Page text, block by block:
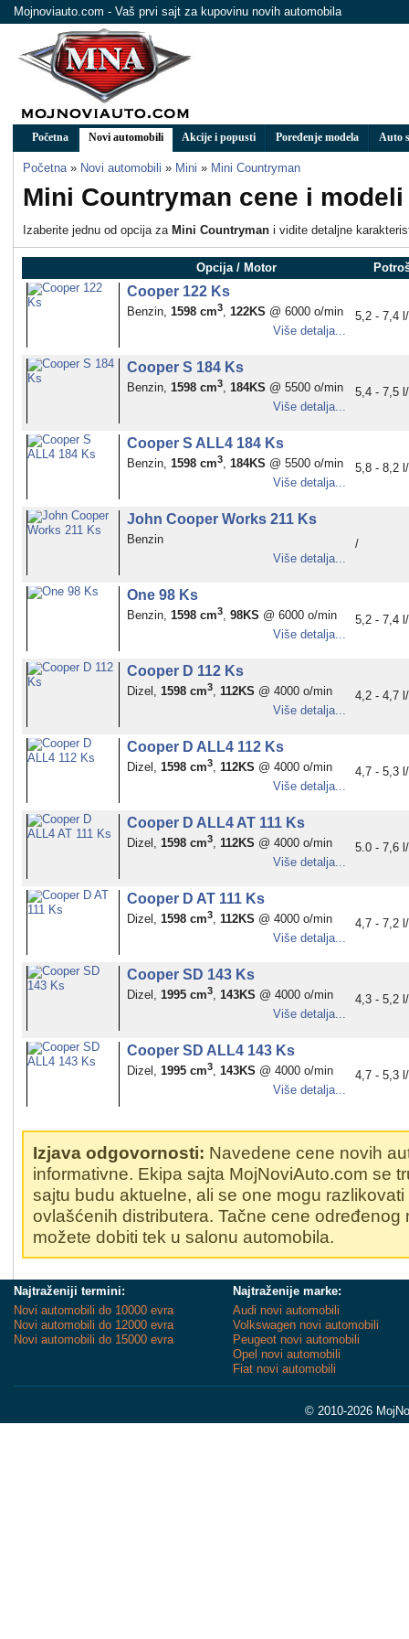
Mojnoviauto.com - Vaš prvi sajt za kupovinu novih automobila
Početna Novi automobili Akcije i popusti Poređenje modela Auto
Početna » Novi automobili » Mini » Mini Countryman
Mini Countryman cene i modeli
Izaberite jednu od opcija za Mini Countryman i vidite detaljne
Opcija / Motor
Cooper 122 Ks
Benzin, 1598 cm3, 122KS @ 6000 o/min
Više detalja...
5,2 - 7,4
Cooper S 184 Ks
Benzin, 1598 cm3, 184KS @ 5500 o/min
Više detalja...
5,4 - 7,5
Cooper S ALL4 184 Ks
Benzin, 1598 cm3, 184KS @ 5500 o/min
Više detalja...
5,8 - 8,2
John Cooper Works 211 Ks
Benzin
Više detalja...
/
One 98 Ks
Benzin, 1598 cm3, 98KS @ 6000 o/min
Više detalja...
5,2 - 7,4
Cooper D 112 Ks
Dizel, 1598 cm3, 112KS @ 4000 o/min
Više detalja...
4,2 - 4,7
Cooper D ALL4 112 Ks
Dizel, 1598 cm3, 112KS @ 4000 o/min
Više detalja...
4,7 - 5,3
Cooper D ALL4 AT 111 Ks
Dizel, 1598 cm3, 112KS @ 4000 o/min
Više detalja...
5.0 - 7,6
Cooper D AT 111 Ks
Dizel, 1598 cm3, 112KS @ 4000 o/min
Više detalja...
4,7 - 7,2
Cooper SD 143 Ks
Dizel, 1995 cm3, 143KS @ 4000 o/min
Više detalja...
4,3 - 5,2
Cooper SD ALL4 143 Ks
Dizel, 1995 cm3, 143KS @ 4000 o/min
Više detalja...
4,7 - 5,3
Izjava odgovornosti: Navedene cene novih
informativne. Ekipa sajta MojNoviAuto.com se
sajtu budu aktuelne, ali se one mogu
ovlašćenih distributera. Tačne cene određenog
možete dobiti tek u salonu automobila.
Najtraženiji termini:
Novi automobili do 10000 evra
Novi automobili do 12000 evra
Novi automobili do 15000 evra
Najtraženije marke:
Audi novi automobili
Volkswagen novi automobili
Peugeot novi automobili
Opel novi automobili
Fiat novi automobili
© 2010-2026